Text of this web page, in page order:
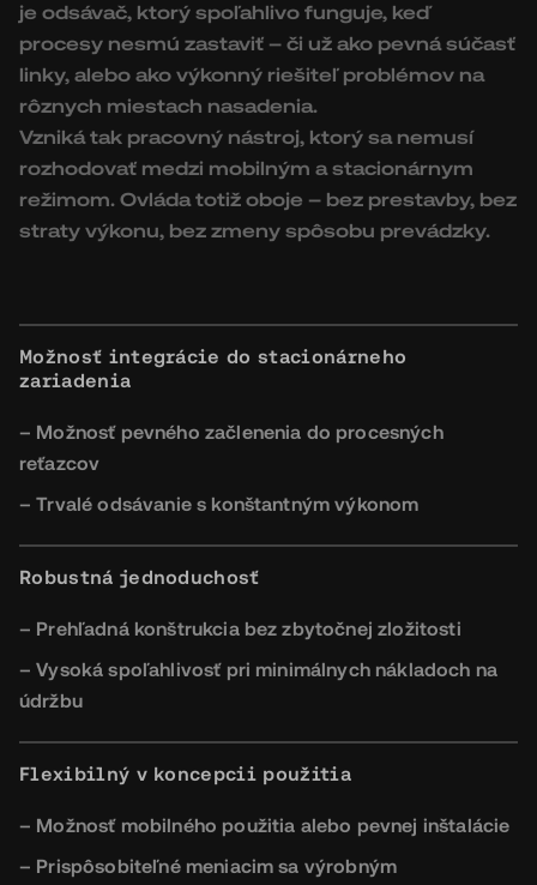
je odsávač, ktorý spoľahlivo funguje, keď
procesy nesmú zastaviť – či už ako pevná súčasť
linky, alebo ako výkonný riešiteľ problémov na
rôznych miestach nasadenia.
Vzniká tak pracovný nástroj, ktorý sa nemusí
rozhodovať medzi mobilným a stacionárnym
režimom. Ovláda totiž oboje – bez prestavby, bez
straty výkonu, bez zmeny spôsobu prevádzky.
Možnosť integrácie do stacionárneho
zariadenia
– Možnosť pevného začlenenia do procesných
reťazcov
– Trvalé odsávanie s konštantným výkonom
Robustná jednoduchosť
– Prehľadná konštrukcia bez zbytočnej zložitosti
– Vysoká spoľahlivosť pri minimálnych nákladoch na
údržbu
Flexibilný v koncepcii použitia
– Možnosť mobilného použitia alebo pevnej inštalácie
– Prispôsobiteľné meniacim sa výrobným